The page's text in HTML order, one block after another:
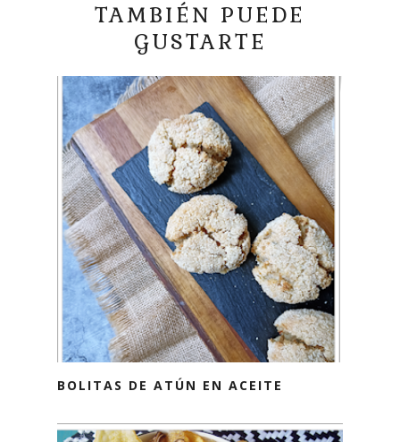
TAMBIÉN PUEDE
GUSTARTE
BOLITAS DE ATÚN EN ACEITE